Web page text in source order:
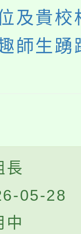
及貴校
師生踴
長
05-28
中